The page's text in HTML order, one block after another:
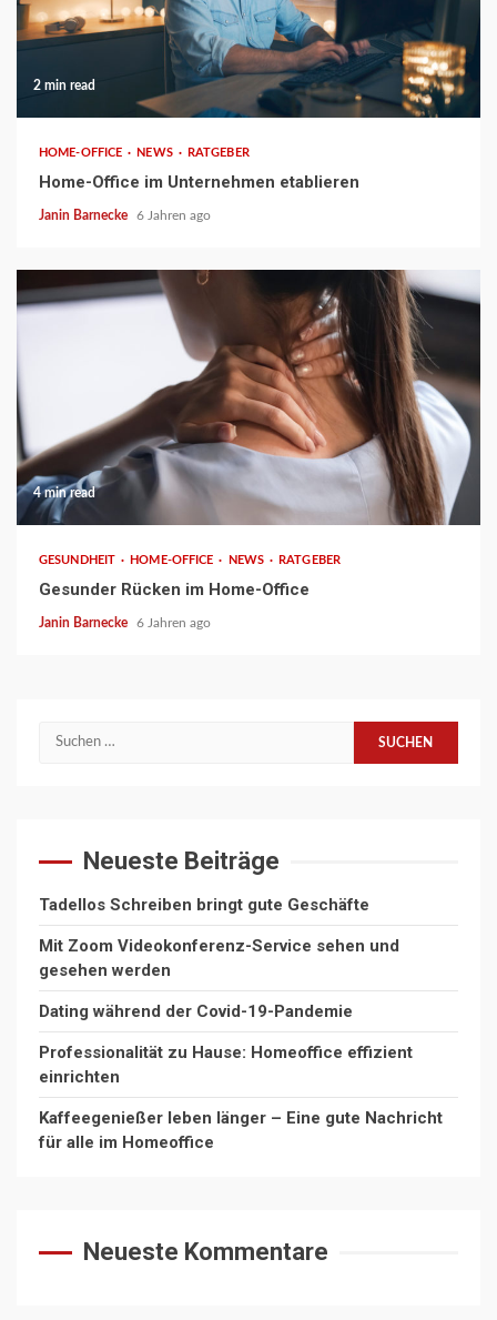
2 min read
HOME-OFFICE NEWS RATGEBER
Home-Office im Unternehmen etablieren
Janin Barnecke 6 Jahren ago
4 min read
GESUNDHEIT HOME-OFFICE NEWS RATGEBER
Gesunder Rücken im Home-Office
Janin Barnecke 6 Jahren ago
Suchen
Neueste Beiträge
Tadellos Schreiben bringt gute Geschäfte
Mit Zoom Videokonferenz-Service sehen und
gesehen werden
Dating während der Covid-19-Pandemie
Professionalität zu Hause: Homeoffice effizient
einrichten
Kaffeegenießer leben länger – Eine gute Nachricht
für alle im Homeoffice
Neueste Kommentare